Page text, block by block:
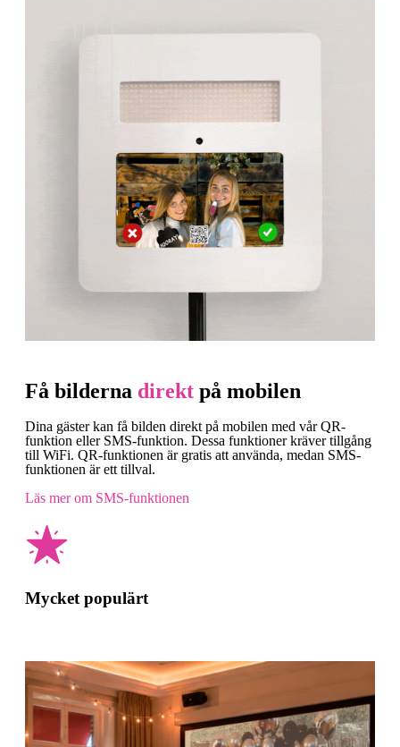
Få bilderna direkt på mobilen
Dina gäster kan få bilden direkt på mobilen med vår QR-
funktion eller SMS-funktion. Dessa funktioner kräver tillgång
till WiFi. QR-funktionen är gratis att använda, medan SMS-
funktionen är ett tillval.
Läs mer om SMS-funktionen
Mycket populärt